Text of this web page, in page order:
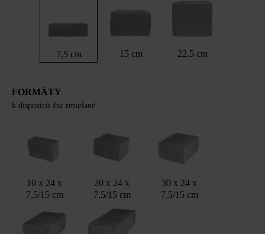
7,5 cm 15 cm 22,5 cm
FORMÁTY
k dispozícii iba zmiešané
10 x 24 x
7,5/15 cm
20 x 24 x
7,5/15 cm
30 x 24 x
7,5/15 cm